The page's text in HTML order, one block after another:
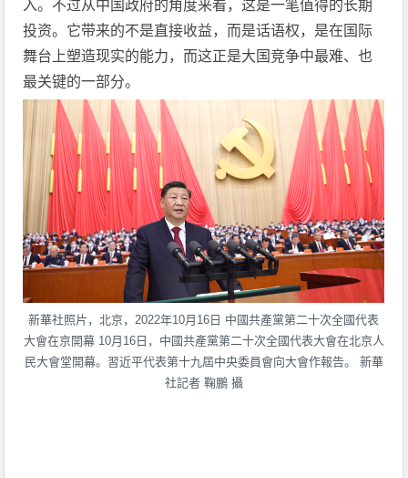
入。不过从中国政府的角度来看，这是一笔值得的长期
投资。它带来的不是直接收益，而是话语权，是在国际
舞台上塑造现实的能力，而这正是大国竞争中最难、也
最关键的一部分。
新華社照片，北京，2022年10月16日 中國共產黨第二十次全國代表
大會在京開幕 10月16日，中國共產黨第二十次全國代表大會在北京人
民大會堂開幕。習近平代表第十九屆中央委員會向大會作報告。 新華
社記者 鞠鵬 攝